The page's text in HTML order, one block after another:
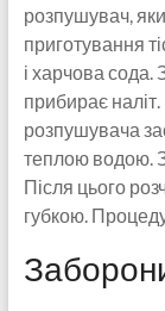
розпушувач,
приготування
і харчова сода.
прибирає
розпушувача
теплою водою.
Після цього
губкою.